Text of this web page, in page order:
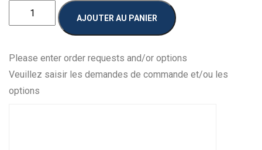
quantité
de
poulet
2
AJOUTER AU PANIER
Please enter order requests and/or options
Veuillez saisir les demandes de commande et/ou les
options